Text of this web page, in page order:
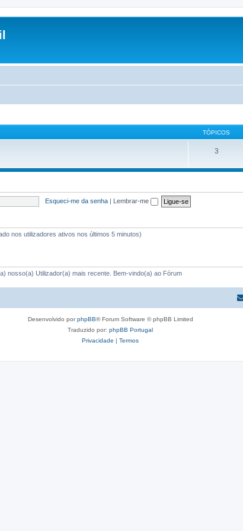
TÓPICOS
3
Esqueci-me da senha | Lembrar-me
nos utilizadores ativos nos últimos 5 minutos)
nosso(a) Utilizador(a) mais recente. Bem-vindo(a) ao Fórum
Desenvolvido porphpBB® Forum Software © phpBB Limited
Traduzido por: phpBB Portugal
Privacidade | Termos